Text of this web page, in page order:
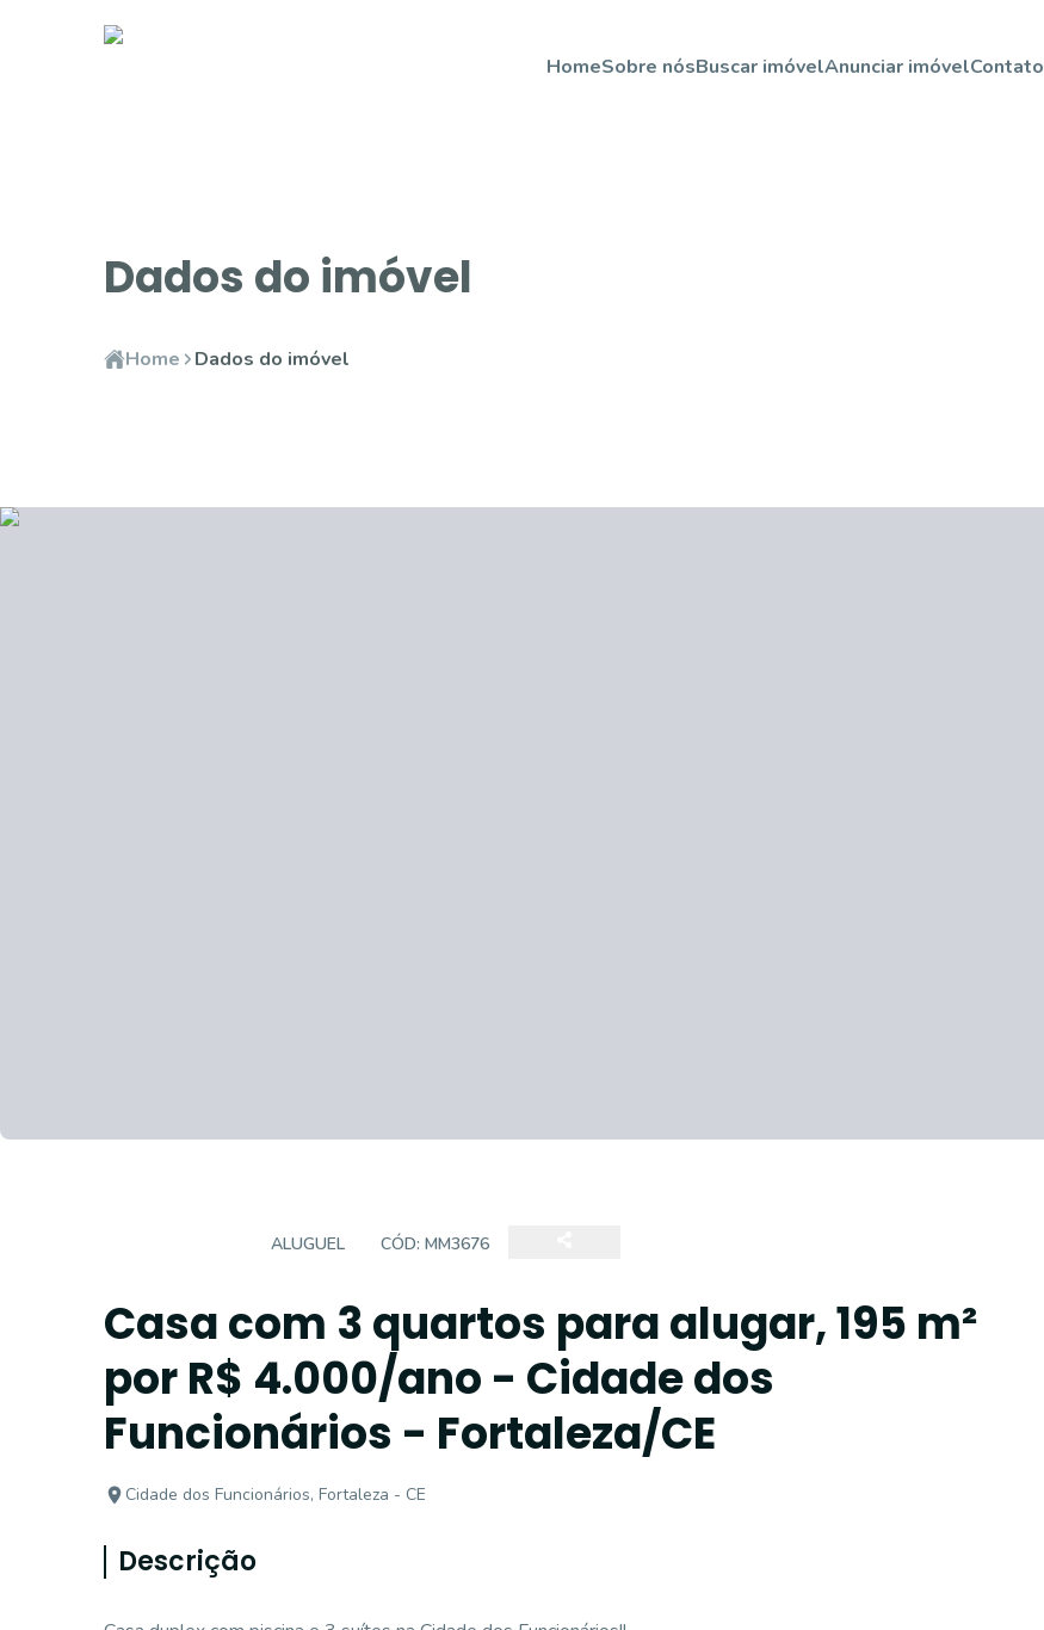
HomeSobre nósBuscar imóvelAnunciar imóvelContato
Dados do imóvel
Home Dados do imóvel
ALUGUEL CÓD: MM3676
Casa com 3 quartos para alugar, 195 m²
por R$ 4.000/ano - Cidade dos
Funcionários - Fortaleza/CE
Cidade dos Funcionários, Fortaleza - CE
Descrição